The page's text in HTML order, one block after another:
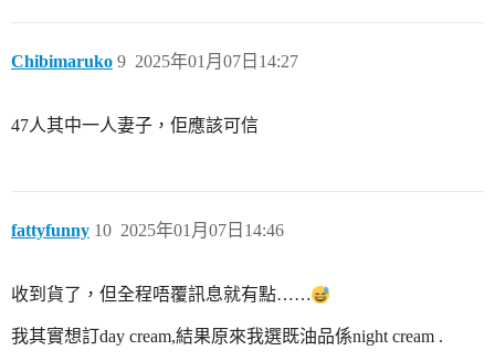
Chibimaruko 2025年01月07日14:27
9
47人其中一人妻子，佢應該可信
fattyfunny 2025年01月07日14:46
10
收到貨了，但全程唔覆訊息就有點……
我其實想訂day cream,結果原來我選既油品係night cream .